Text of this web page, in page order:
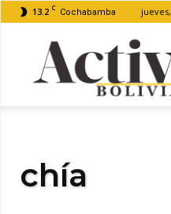
13.2 C Cochabamba
chía